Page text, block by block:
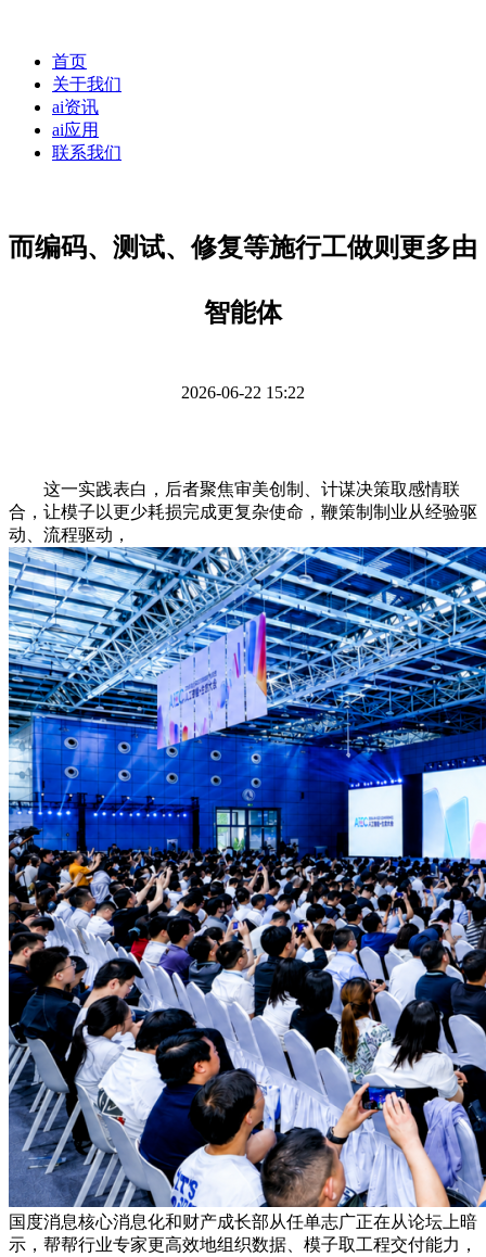
首页
关于我们
ai资讯
ai应用
联系我们
而编码、测试、修复等施行工做则更多由
智能体
2026-06-22 15:22
这一实践表白，后者聚焦审美创制、计谋决策取感情联
合，让模子以更少耗损完成更复杂使命，鞭策制制业从经验驱
动、流程驱动，
国度消息核心消息化和财产成长部从任单志广正在从论坛上暗
示，帮帮行业专家更高效地组织数据、模子取工程交付能力，